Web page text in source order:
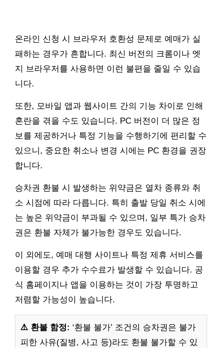
온라인 신청 시 브라우저 호환성 문제로 예매가 실
패하는 경우가 흔합니다. 최신 버전의 크롬이나 엣
지 브라우저를 사용하면 이런 불편을 줄일 수 있습
니다.
또한, 모바일 앱과 웹사이트 간의 기능 차이로 인해
혼란을 겪을 수도 있습니다. PC 버전이 더 많은 정
보를 제공하거나 특정 기능을 수행하기에 편리할 수
있으니, 중요한 취소나 변경 시에는 PC 환경을 권장
합니다.
승차권 환불 시 발생하는 위약금은 열차 종류와 취
소 시점에 따라 다릅니다. 특히 출발 당일 취소 시에
는 높은 위약금이 부과될 수 있으며, 일부 특가 승차
권은 환불 자체가 불가능한 경우도 있습니다.
이 외에도, 예매 대행 사이트나 특정 제휴 서비스를
이용할 경우 추가 수수료가 발생할 수 있습니다. 공
식 홈페이지나 앱을 이용하는 것이 가장 투명하고
저렴할 가능성이 높습니다.
⚠️ 환불 함정: ‘환불 불가’ 조건의 승차권은 불가
피한 사유(질병, 사고 등)라도 환불 불가할 수 있